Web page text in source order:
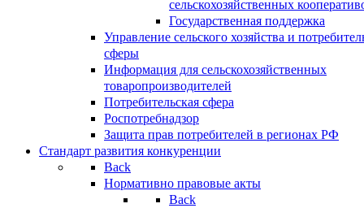
сельскохозяйственных
Государственная поддержка
Управление сельского хозяйства и
сферы
Информация для сельскохозяйственных
товаропроизводителей
Потребительская сфера
Роспотребнадзор
Защита прав потребителей в регионах РФ
Стандарт развития конкуренции
Back
Нормативно правовые акты
Back